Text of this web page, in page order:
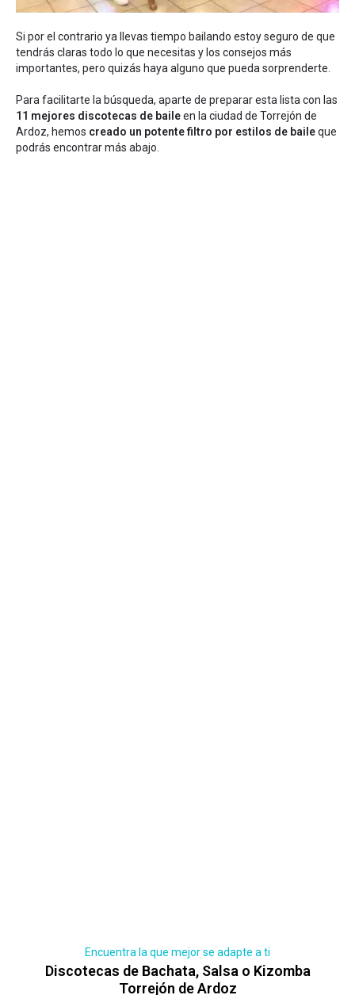
Si por el contrario ya llevas tiempo bailando estoy seguro de que
tendrás claras todo lo que necesitas y los consejos más
importantes, pero quizás haya alguno que pueda sorprenderte.
Para facilitarte la búsqueda, aparte de preparar esta lista con las
11 mejores discotecas de baileen la ciudad de Torrejón de
Ardoz, hemos creado un potente filtro por estilos de baileque
podrás encontrar más abajo.
Encuentra la que mejor se adapte a ti
Discotecas de Bachata, Salsa o Kizomba
Torrejón de Ardoz